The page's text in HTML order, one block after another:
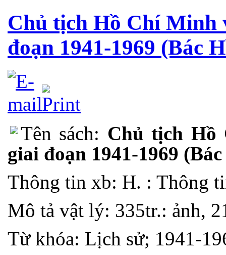
Chủ tịch Hồ Chí Minh
đoạn 1941-1969 (Bác
Tên sách: Chủ tịch Hồ
giai đoạn 1941-1969
Thông tin xb: H. : Thông
Mô tả vật lý: 335tr.: ảnh,
Từ khóa: Lịch sử; 1941-